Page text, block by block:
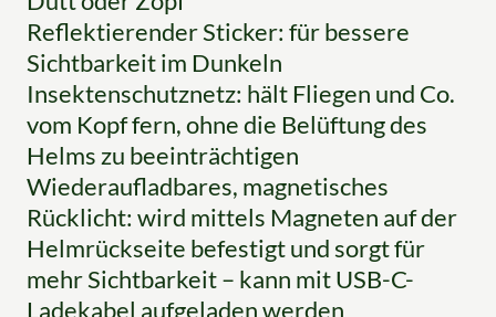
Reflektierender Sticker: für bessere
Sichtbarkeit im Dunkeln
Insektenschutznetz: hält Fliegen und Co.
vom Kopf fern, ohne die Belüftung des
Helms zu beeinträchtigen
Wiederaufladbares, magnetisches
Rücklicht: wird mittels Magneten auf der
Helmrückseite befestigt und sorgt für
mehr Sichtbarkeit – kann mit USB-C-
Ladekabel aufgeladen werden